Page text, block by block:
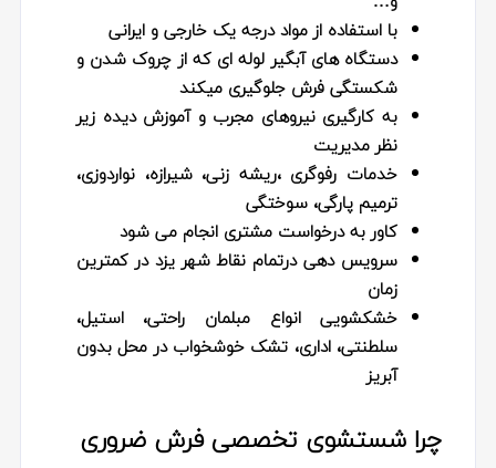
با استفاده از مواد درجه یک خارجی و ایرانی
دستگاه های آبگیر لوله ای که از چروک شدن و
شکستگی فرش جلوگیری میکند
به کارگیری نیروهای مجرب و آموزش دیده زیر
نظر مدیریت
خدمات رفوگری ،ریشه زنی، شیرازه، نواردوزی،
ترمیم پارگی، سوختگی
کاور به درخواست مشتری انجام می شود
سرویس دهی درتمام نقاط شهر یزد در کمترین
زمان
خشکشویی انواع مبلمان راحتی، استیل،
سلطنتی، اداری، تشک خوشخواب در محل بدون
آبریز
چرا شستشوی تخصصی فرش ضروری